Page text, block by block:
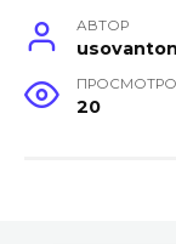
АВТОР
usovanton
20